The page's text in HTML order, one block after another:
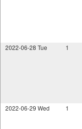
2022-06-28 Tue 1
2022-06-29 Wed 1